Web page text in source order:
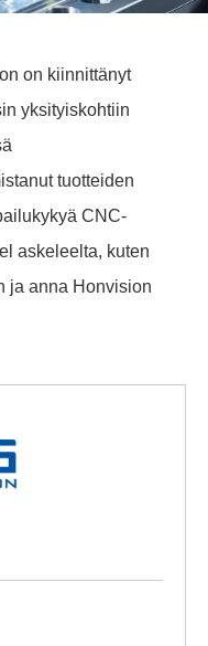
on kiinnittänyt
yksityiskohtiin
tuotteiden
CNC-
askeleelta, kuten
ja anna Honvision